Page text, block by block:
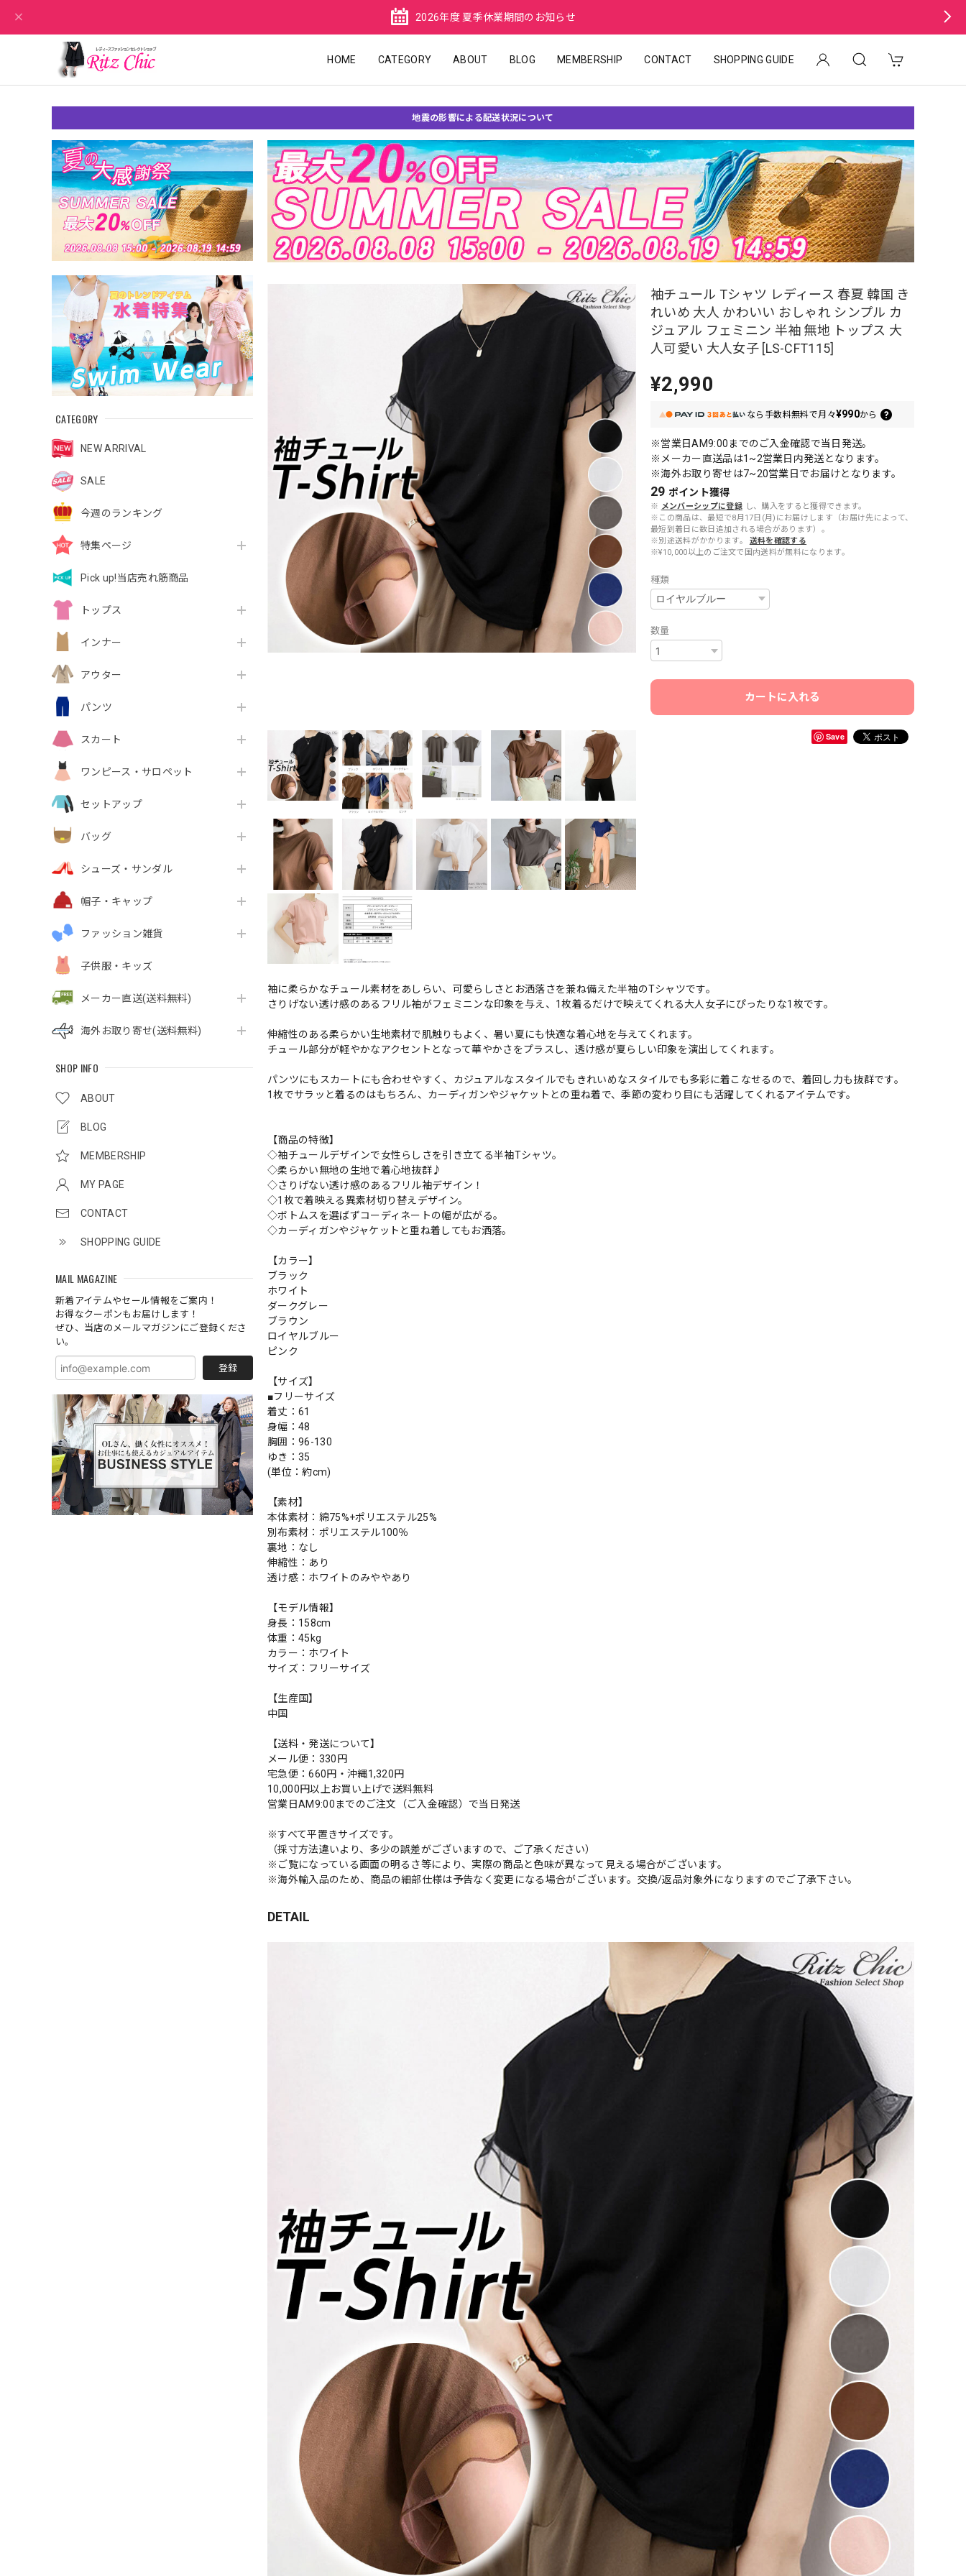
2026年度 夏季休業期間のお知らせ
HOME CATEGORY ABOUT BLOG MEMBERSHIP CONTACT SHOPPING GUIDE
地震の影響による配送状況について
CATEGORY
NEW ARRIVAL
SALE
今週のランキング
特集ページ
Pick up!当店売れ筋商品
トップス
インナー
アウター
パンツ
スカート
ワンピース・サロペット
セットアップ
バッグ
シューズ・サンダル
帽子・キャップ
ファッション雑貨
子供服・キッズ
メーカー直送(送料無料)
海外お取り寄せ(送料無料)
SHOP INFO
ABOUT
BLOG
MEMBERSHIP
MY PAGE
CONTACT
SHOPPING GUIDE
MAIL MAGAZINE
新着アイテムやセール情報をご案内！
お得なクーポンもお届けします！
ぜひ、当店のメールマガジンにご登録くださ
い。
登録
袖チュール Tシャツ レディース 春夏 韓国 き
れいめ 大人 かわいい おしゃれ シンプル カ
ジュアル フェミニン 半袖 無地 トップス 大
人可愛い 大人女子 [LS-CFT115]
¥2,990
なら 手数料無料で月々¥990から
※営業日AM9:00までのご入金確認で当日発送。
※メーカー直送品は1~2営業日内発送となります。
※海外お取り寄せは7~20営業日でお届けとなります。
29 ポイント獲得
※ メンバーシップに登録 し、購入をすると獲得できます。
※この商品は、最短で8月17日(月)にお届けします（お届け先によって、
最短到着日に数日追加される場合があります）。
※別途送料がかかります。
送料を確認する
※¥10,000以上のご注文で国内送料が無料になります。
種類
数量
カートに入れる
Save
袖に柔らかなチュール素材をあしらい、可愛らしさとお洒落さを兼ね備えた半袖のTシャツです。
さりげない透け感のあるフリル袖がフェミニンな印象を与え、1枚着るだけで映えてくれる大人女子にぴったりな1枚です。
伸縮性のある柔らかい生地素材で肌触りもよく、暑い夏にも快適な着心地を与えてくれます。
チュール部分が軽やかなアクセントとなって華やかさをプラスし、透け感が夏らしい印象を演出してくれます。
パンツにもスカートにも合わせやすく、カジュアルなスタイルでもきれいめなスタイルでも多彩に着こなせるので、着回し力も抜群です。
1枚でサラッと着るのはもちろん、カーディガンやジャケットとの重ね着で、季節の変わり目にも活躍してくれるアイテムです。
【商品の特徴】
◇袖チュールデザインで女性らしさを引き立てる半袖Tシャツ。
◇柔らかい無地の生地で着心地抜群♪
◇さりげない透け感のあるフリル袖デザイン！
◇1枚で着映える異素材切り替えデザイン。
◇ボトムスを選ばずコーディネートの幅が広がる。
◇カーディガンやジャケットと重ね着してもお洒落。
【カラー】
ブラック
ホワイト
ダークグレー
ブラウン
ロイヤルブルー
ピンク
【サイズ】
■フリーサイズ
着丈：61
身幅：48
胸囲：96-130
ゆき：35
(単位：約cm)
【素材】
本体素材：綿75%+ポリエステル25%
別布素材：ポリエステル100％
裏地：なし
伸縮性：あり
透け感：ホワイトのみややあり
【モデル情報】
身長：158cm
体重：45kg
カラー：ホワイト
サイズ：フリーサイズ
【生産国】
中国
【送料・発送について】
メール便：330円
宅急便：660円・沖縄1,320円
10,000円以上お買い上げで送料無料
営業日AM9:00までのご注文（ご入金確認）で当日発送
※すべて平置きサイズです。
（採寸方法違いより、多少の誤差がございますので、ご了承ください）
※ご覧になっている画面の明るさ等により、実際の商品と色味が異なって見える場合がございます。
※海外輸入品のため、商品の細部仕様は予告なく変更になる場合がございます。交換/返品対象外になりますのでご了承下さい。
DETAIL